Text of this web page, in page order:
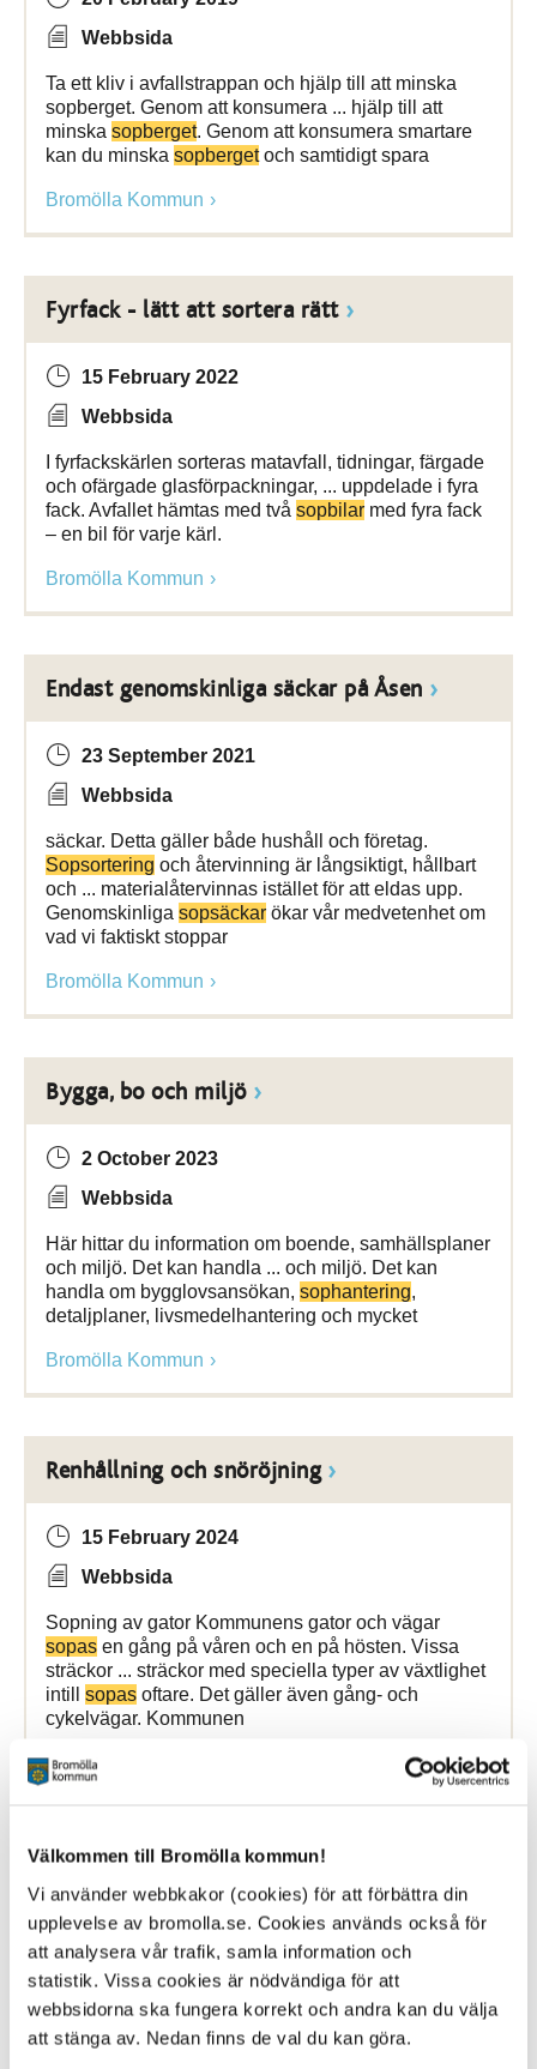
Välkommen till Bromölla kommun!
Vi använder webbkakor (cookies) för att förbättra din
upplevelse av bromolla.se. Cookies används också för
att analysera vår trafik, samla information och
statistik. Vissa cookies är nödvändiga för att
webbsidorna ska fungera korrekt och andra kan du välja
att stänga av. Nedan finns de val du kan göra.
Webbsida
Ta ett kliv i avfallstrappan och hjälp till att minska
sopberget. Genom att konsumera ... hjälp till att
minska sopberget. Genom att konsumera smartare
kan du minska sopbergetoch samtidigt spara
Bromölla Kommun
Fyrfack - lätt att sortera rätt
15 February 2022
Webbsida
I fyrfackskärlen sorteras matavfall, tidningar, färgade
och ofärgade glasförpackningar, ... uppdelade i fyra
fack. Avfallet hämtas med två sopbilar med fyra fack
– en bil för varje kärl.
Bromölla Kommun
Endast genomskinliga säckar på Åsen
23 September 2021
Webbsida
säckar. Detta gäller både hushåll och företag.
Sopsortering och återvinning är långsiktigt, hållbart
och ... materialåtervinnas istället för att eldas upp.
Genomskinliga sopsäckar ökar vår medvetenhet om
vad vi faktiskt stoppar
Bromölla Kommun
Bygga, bo och miljö
2 October 2023
Webbsida
Här hittar du information om boende, samhällsplaner
och miljö. Det kan handla ... och miljö. Det kan
handla om bygglovsansökan, sophantering,
detaljplaner, livsmedelhantering och mycket
Bromölla Kommun
Renhållning och snöröjning
15 February 2024
Webbsida
Sopning av gator Kommunens gator och vägar
sopas en gång på våren och en på hösten. Vissa
sträckor ... sträckor med speciella typer av växtlighet
intill sopas oftare. Det gäller även gång- och
cykelvägar. Kommunen
Bromölla Kommun
26 June 2024
Webbsida
avgör om en väg är farbar eller inte. För att
sophämtningska fungera är det viktigt att: